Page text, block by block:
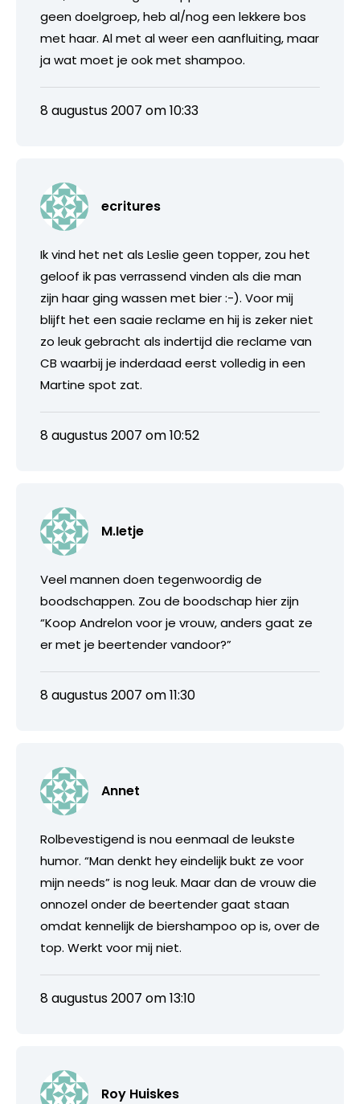
geen doelgroep, heb al/nog een lekkere bos
met haar. Al met al weer een aanfluiting, maar
ja wat moet je ook met shampoo.
8 augustus 2007 om 10:33
ecritures
Ik vind het net als Leslie geen topper, zou het
geloof ik pas verrassend vinden als die man
zijn haar ging wassen met bier :-). Voor mij
blijft het een saaie reclame en hij is zeker niet
zo leuk gebracht als indertijd die reclame van
CB waarbij je inderdaad eerst volledig in een
Martine spot zat.
8 augustus 2007 om 10:52
M.Ietje
Veel mannen doen tegenwoordig de
boodschappen. Zou de boodschap hier zijn
“Koop Andrelon voor je vrouw, anders gaat ze
er met je beertender vandoor?”
8 augustus 2007 om 11:30
Annet
Rolbevestigend is nou eenmaal de leukste
humor. “Man denkt hey eindelijk bukt ze voor
mijn needs” is nog leuk. Maar dan de vrouw die
onnozel onder de beertender gaat staan
omdat kennelijk de biershampoo op is, over de
top. Werkt voor mij niet.
8 augustus 2007 om 13:10
Roy Huiskes